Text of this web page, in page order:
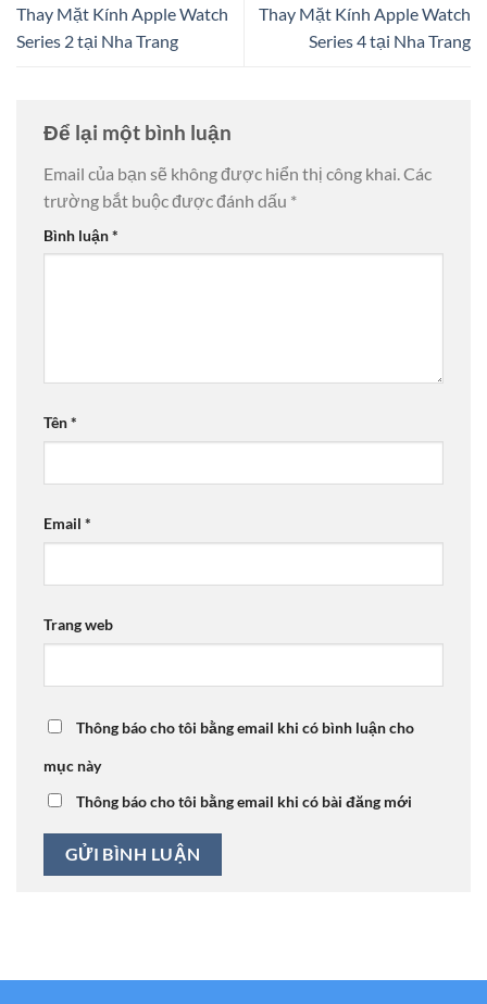
Thay Mặt Kính Apple Watch
Series 2 tại Nha Trang
Thay Mặt Kính Apple Watch
Series 4 tại Nha Trang
Để lại một bình luận
Email của bạn sẽ không được hiển thị công khai. Các
trường bắt buộc được đánh dấu *
Bình luận*
Tên*
Email *
Trang web
Thông báo cho tôi bằng email khi có bình luận cho
mục này
Thông báo cho tôi bằng email khi có bài đăng mới